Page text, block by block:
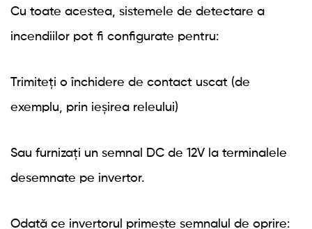
Cu toate acestea, sistemele de detectare a
incendiilor pot fi configurate pentru:
Trimiteți o închidere de contact uscat (de
exemplu, prin ieșirea releului)
Sau furnizați un semnal DC de 12V la terminalele
desemnate pe invertor.
Odată ce invertorul primește semnalul de oprire: